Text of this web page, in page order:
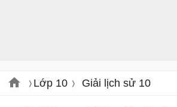
Lớp 10 Giải lịch sử 10